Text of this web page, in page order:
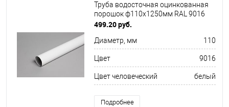
Труба водосточная оцинкованная
порошок ф110х1250мм RAL 9016
499.20 руб.
Диаметр, мм 110
Цвет 9016
Цвет человеческий белый
Подробнее